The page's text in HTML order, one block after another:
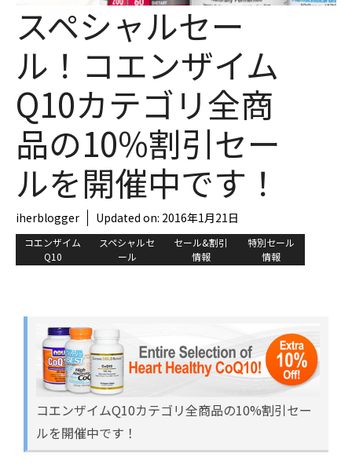
スペシャルセー
ル！コエンザイム
Q10カテゴリ全商
品の10%割引セー
ルを開催中です！
iherblogger Updated on: 2016年1月21日
コエンザイム
Q10
スペシャルセ
ール
セール&割引
情報
特別セール
情報
コエンザイムQ10カテゴリ全商品の10%割引セー
ルを開催中です！